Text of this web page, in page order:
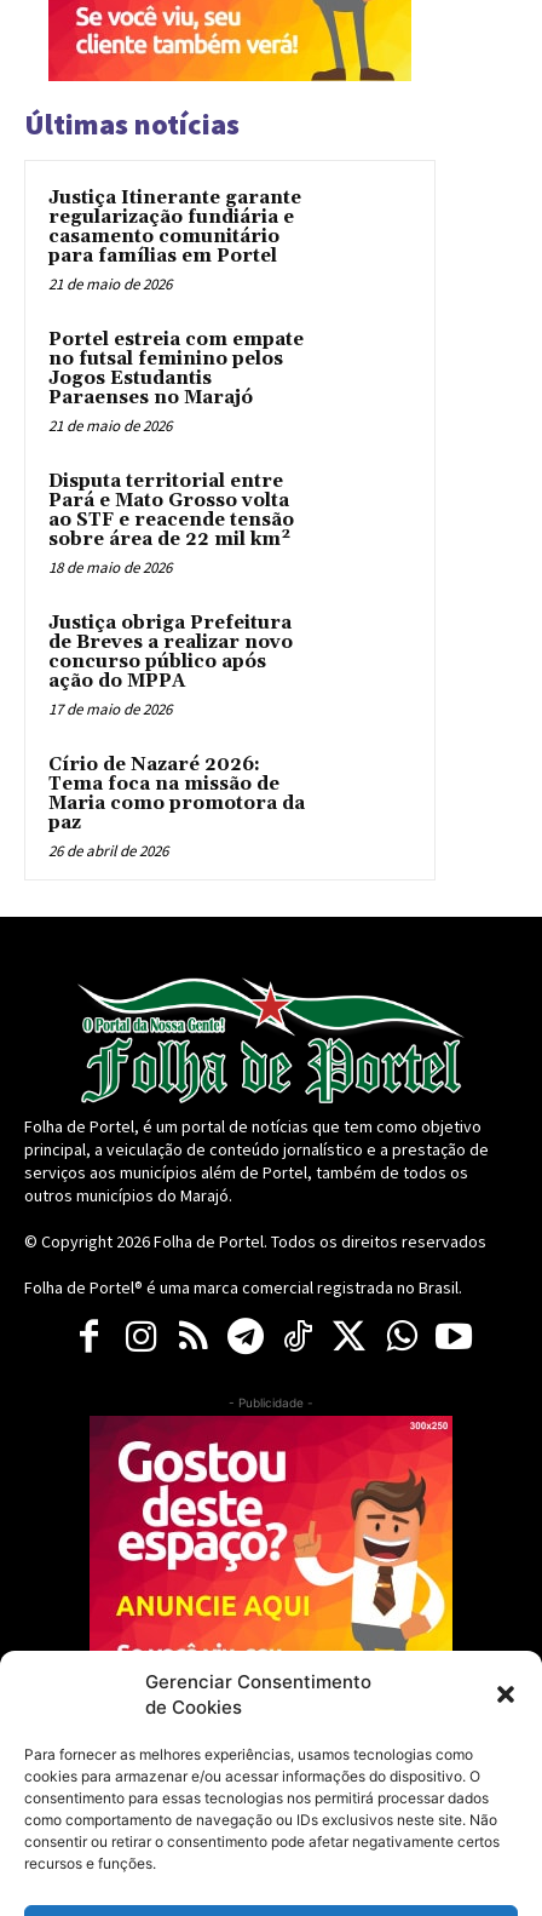
Gerenciar Consentimento
de Cookies
Para fornecer as melhores experiências, usamos tecnologias como
cookies para armazenar e/ou acessar informações do dispositivo. O
consentimento para essas tecnologias nos permitirá processar dados
como comportamento de navegação ou IDs exclusivos neste site. Não
consentir ou retirar o consentimento pode afetar negativamente certos
recursos e funções.
Últimas notícias
Justiça Itinerante garante
regularização fundiária e
casamento comunitário
para famílias em Portel
21 de maio de 2026
Portel estreia com empate
no futsal feminino pelos
Jogos Estudantis
Paraenses no Marajó
21 de maio de 2026
Disputa territorial entre
Pará e Mato Grosso volta
ao STF e reacende tensão
sobre área de 22 mil km²
18 de maio de 2026
Justiça obriga Prefeitura
de Breves a realizar novo
concurso público após
ação do MPPA
17 de maio de 2026
Círio de Nazaré 2026:
Tema foca na missão de
Maria como promotora da
paz
26 de abril de 2026
Folha de Portel, é um portal de notícias que tem como objetivo
principal, a veiculação de conteúdo jornalístico e a prestação de
serviços aos municípios além de Portel, também de todos os
outros municípios do Marajó.
© Copyright 2026Folha de Portel. Todos os direitos reservados
Folha de Portel® é uma marca comercial registrada no Brasil.
- Publicidade -
Escolha do Editor
Justiça Itinerante garante regularização
fundiária e casamento comunitário para
famílias em Portel
21 de maio de 2026